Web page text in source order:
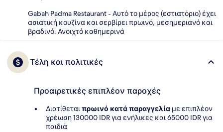
Gabah Padma Restaurant - Αυτό το μέρος (εστιατόριο) έχει
ασιατική κουζίνα και σερβίρει πρωινό, μεσημεριανό και
βραδινό. Ανοιχτό καθημερινά
Τέλη και πολιτικές
Προαιρετικές επιπλέον παροχές
Διατίθεταιπρωινό κατά παραγγελία με επιπλέον
χρέωση 130000 IDR για ενήλικες και 65000 IDR για
παιδιά